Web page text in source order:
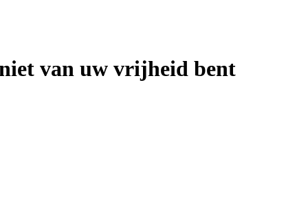
van uw vrijheid bent